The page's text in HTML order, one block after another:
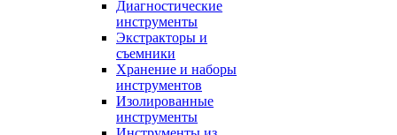
Диагностические
инструменты
Экстракторы и
съемники
Хранение и наборы
инструментов
Изолированные
инструменты